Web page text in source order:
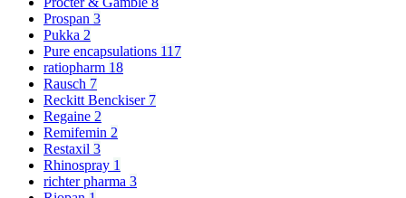
Prospan 3
Pukka 2
Pure encapsulations 117
ratiopharm 18
Rausch 7
Reckitt Benckiser 7
Regaine 2
Remifemin 2
Restaxil 3
Rhinospray 1
richter pharma 3